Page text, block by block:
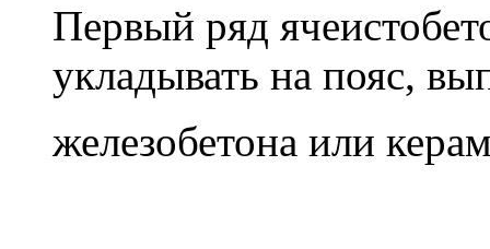
Первый ряд
укладывать на пояс,
железобетона или